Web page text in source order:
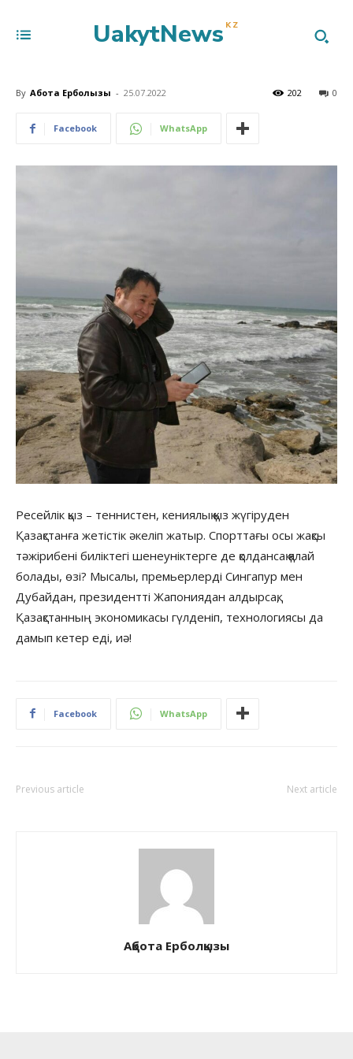
UakytNews KZ
By Ақбота Ерболқызы - 25.07.2022 0
202
Facebook WhatsApp
Ресейлік қыз – теннистен, кениялық қыз жүгіруден
Қазақстанға жетістік әкеліп жатыр. Спорттағы осы жақсы
тәжірибені биліктегі шенеуніктерге де қолдансақ қалай
болады, өзі? Мысалы, премьерлерді Сингапур мен
Дубайдан, президентті Жапониядан алдырсақ,
Қазақстанның экономикасы гүлденіп, технологиясы да
дамып кетер еді, иә!
Facebook WhatsApp
Previous article Next article
Ақбота Ерболқызы